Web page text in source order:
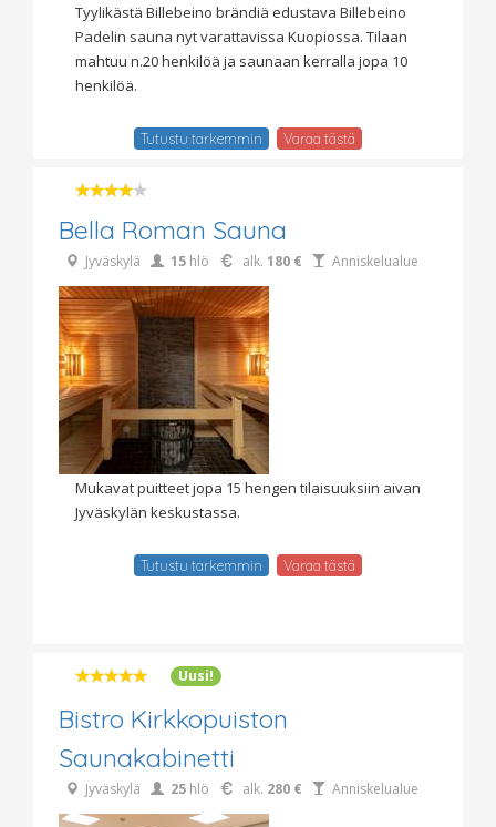
Tyylikästä Billebeino brändiä edustava Billebeino
Padelin sauna nyt varattavissa Kuopiossa. Tilaan
mahtuu n.20 henkilöä ja saunaan kerralla jopa 10
henkilöä.
Tutustu tarkemmin Varaa tästä
Bella Roman Sauna
Jyväskylä 15 hlö alk. 180 € Anniskelualue
Mukavat puitteet jopa 15 hengen tilaisuuksiin aivan
Jyväskylän keskustassa.
Tutustu tarkemmin Varaa tästä
Uusi!
Bistro Kirkkopuiston
Saunakabinetti
Jyväskylä 25 hlö alk. 280 € Anniskelualue